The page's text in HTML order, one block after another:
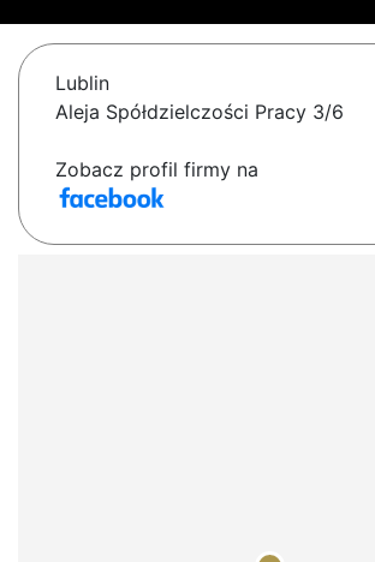
Lublin
Aleja Spółdzielczości Pracy 3/6
Zobacz profil firmy na